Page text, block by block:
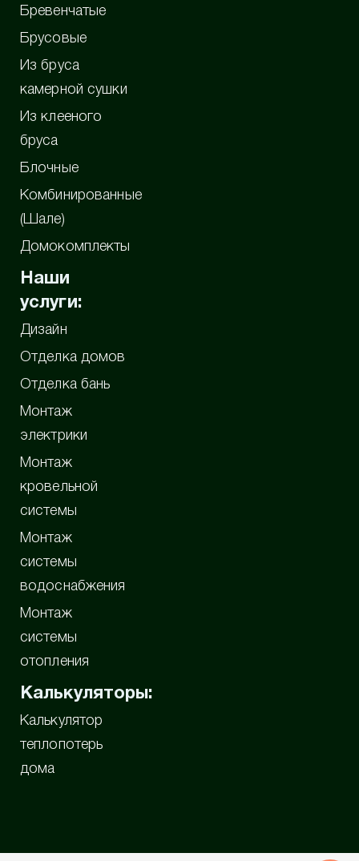
Бревенчатые
Брусовые
Из бруса
камерной сушки
Из клееного
бруса
Блочные
Комбинированные
(Шале)
Домокомплекты
Наши
услуги:
Дизайн
Отделка домов
Отделка бань
Монтаж
электрики
Монтаж
кровельной
системы
Монтаж
системы
водоснабжения
Монтаж
системы
отопления
Калькуляторы:
Калькулятор
теплопотерь
дома